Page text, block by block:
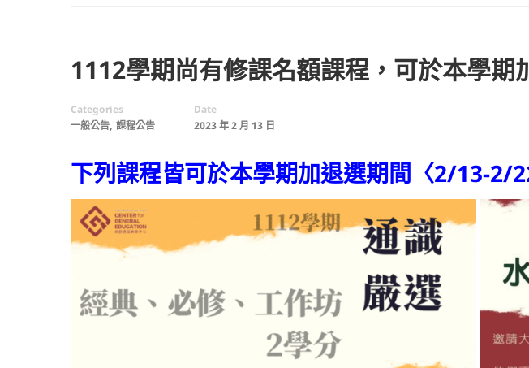
1112學期尚有修課名額課程，可於本學
Categories
一般公告, 課程公告
Date
2023 年 2 月 13 日
下列課程皆可於本學期加退選期間〈2/13-2/